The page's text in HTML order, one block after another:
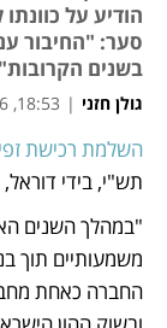
הודיע על
סער: "החיבור
בשנים הקרובות"
גולן חזני |
18:53, 24.04.26
השלמת רכישת
תש"י, בידי